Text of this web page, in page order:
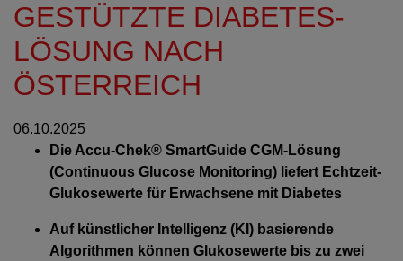
GESTÜTZTE DIABETES-
LÖSUNG NACH
ÖSTERREICH
06.10.2025
Die Accu-Chek® SmartGuide CGM-Lösung
(Continuous Glucose Monitoring) liefert Echtzeit-
Glukosewerte für Erwachsene mit Diabetes
Auf künstlicher Intelligenz (KI) basierende
Algorithmen können Glukosewerte bis zu zwei